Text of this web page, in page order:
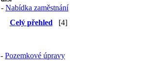
- Nabídka zaměstnání
Celý přehled[4]
- Pozemkové úpravy